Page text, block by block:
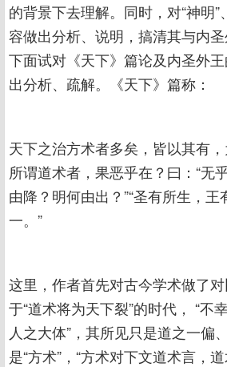
的背景下去理解。同时，对“神明
容做出分析、说明，搞清其与内圣
下面试对《天下》篇论及内圣外
出分析、疏解。《天下》篇称：
天下之治方术者多矣，皆以其有
所谓道术者，果恶乎在？曰：“无
由降？明何由出？”“圣有所生，
一。”
这里，作者首先对古今学术做了
于“道术将为天下裂”的时代， “不
人之大体”，其所见只是道之一偏
是“方术”，“方术对下文道术言，